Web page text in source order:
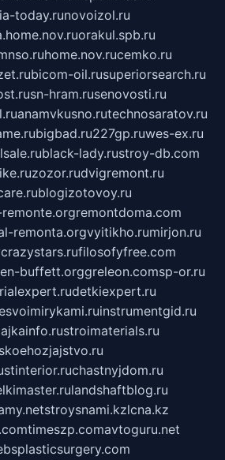
today.runovoizol.ru
orakul.spb.ru
home.nov.rucemko.ru
bicom-oil.rusuperiorsearch.ru
sn-hram.rusenovosti.ru
anamvkusno.rutechnosaratov.ru
bigbad.ru227gp.ruwes-ex.ru
black-lady.rustroy-db.com
zozor.rudvigremont.ru
blogizotovoy.ru
remontdoma.com
remonta.orgvyitikho.rumirjon.ru
filosofyfree.com
buffett.orggreleon.comsp-or.ru
detkiexpert.ru
instrumentgid.ru
stroimaterials.ru
chastnyjdom.ru
landshaftblog.ru
stroysnami.kzlcna.kz
timeszp.comavtoguru.net